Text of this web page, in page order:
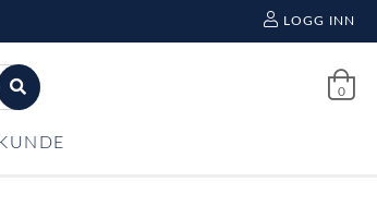
LOGG INN
0